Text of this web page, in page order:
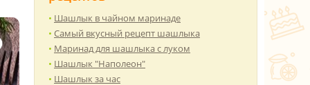
Шашлык в чайном маринаде
Самый вкусный рецепт шашлыка
Маринад для шашлыка с луком
Шашлык "Наполеон"
Шашлык за час